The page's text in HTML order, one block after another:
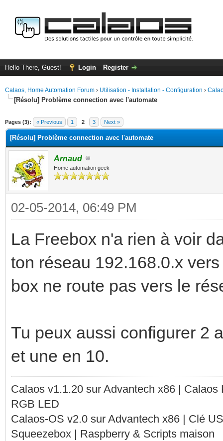
Hello There, Guest! Login Register
Calaos, Home Automation Forum › Utilisation - Installation - Configuration ›
[Résolu] Problème connection avec l'automate
Pages (3): « Previous 1 2 3 Next »
[Résolu] Problème connection avec l'automate
Arnaud
Home automation geek
02-05-2014, 06:49 PM
La Freebox n'a rien à voir
ton réseau 192.168.0.x
box ne route pas vers le
Tu peux aussi configurer 2
et une en 10.
Calaos v1.1.20 sur Advantech x86 |
RGB LED
Calaos-OS v2.0 sur Advantech x86 | Clé
Squeezebox | Raspberry & Scripts maison